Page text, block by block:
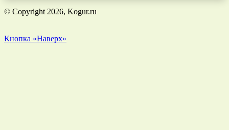
© Copyright 2026, Kogur.ru
Кнопка «Наверх»